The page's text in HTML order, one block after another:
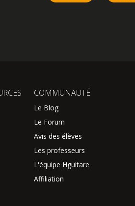
COMMUNAUTÉ
Le Blog
Le Forum
Avis des élèves
Les professeurs
L'équipe Hguitare
Affiliation